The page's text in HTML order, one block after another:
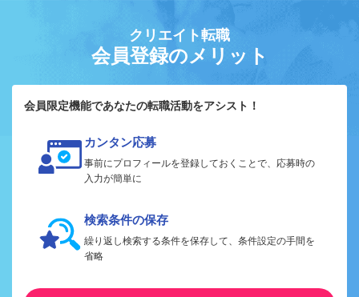
クリエイト転職
会員登録のメリット
会員限定機能であなたの転職活動をアシスト！
カンタン応募
事前にプロフィールを登録しておくことで、応募時の
入力が簡単に
検索条件の保存
繰り返し検索する条件を保存して、条件設定の手間を
省略